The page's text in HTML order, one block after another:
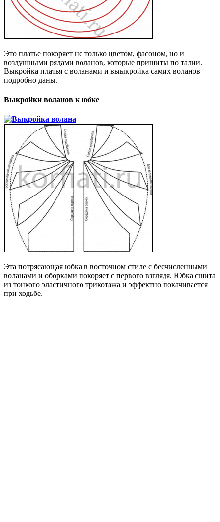
Это платье покоряет не только цветом, фасоном, но и
воздушными рядами воланов, которые пришиты по талии.
Выкройка платья с воланами и выыкройка самих воланов
подробно даны.
Выкройки воланов к юбке
Эта потрясающая юбка в восточном стиле с бесчисленными
воланами и оборками покоряет с первого взглядя. Юбка сшита
из тонкого эластичного трикотажа и эффектно покачивается
при ходьбе.